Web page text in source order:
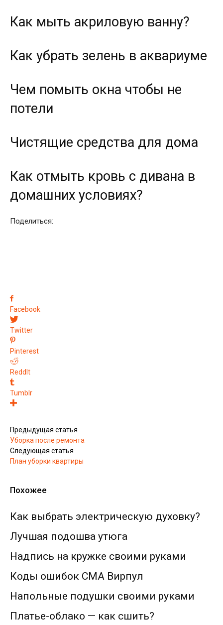
Как мыть акриловую ванну?
Как убрать зелень в аквариуме
Чем помыть окна чтобы не
потели
Чистящие средства для дома
Как отмыть кровь с дивана в
домашних условиях?
Поделиться:
Facebook
Twitter
Pinterest
ReddIt
Tumblr
Предыдущая статья
Уборка после ремонта
Следующая статья
План уборки квартиры
Похожее
Как выбрать электрическую духовку?
Лучшая подошва утюга
Надпись на кружке своими руками
Коды ошибок СМА Вирпул
Напольные подушки своими руками
Платье-облако — как сшить?